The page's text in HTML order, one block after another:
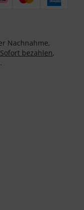
Nachnahme,
bezahlen,